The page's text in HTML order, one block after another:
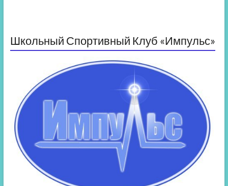
Школьный Спортивный Клуб «Импульс»